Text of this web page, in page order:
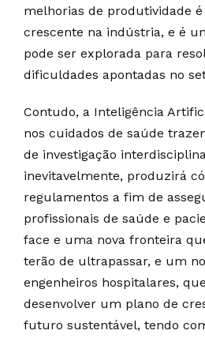
melhorias de produtividade
crescente na indústria, e é
pode ser explorada para
dificuldades apontadas no
Contudo, a Inteligência
nos cuidados de saúde
de investigação
inevitavelmente, produzirá
regulamentos a fim de
profissionais de saúde e
face e uma nova fronteira
terão de ultrapassar, e um
engenheiros hospitalares,
desenvolver um plano de
futuro sustentável, tendo